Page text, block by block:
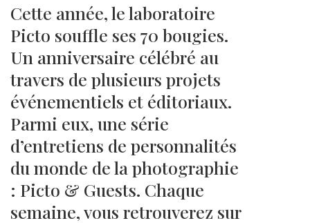
Cette année, le laboratoire
Picto souffle ses 70 bougies.
Un anniversaire célébré au
travers de plusieurs projets
événementiels et éditoriaux.
Parmi eux, une série
d’entretiens de personnalités
du monde de la photographie
: Picto & Guests. Chaque
semaine, vous retrouverez sur